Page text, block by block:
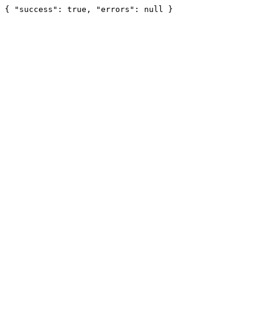
{ "success": true, "errors": null }